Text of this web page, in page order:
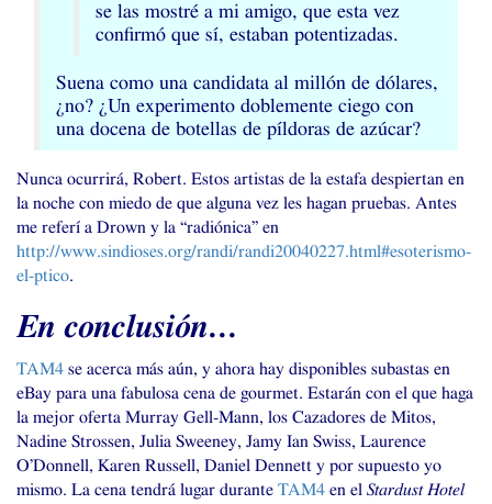
se las mostré a mi amigo, que esta vez
confirmó que sí, estaban potentizadas.
Suena como una candidata al millón de dólares,
¿no? ¿Un experimento doblemente ciego con
una docena de botellas de píldoras de azúcar?
Nunca ocurrirá, Robert. Estos artistas de la estafa despiertan en
la noche con miedo de que alguna vez les hagan pruebas. Antes
me referí a Drown y la “radiónica” en
http://www.sindioses.org/randi/randi20040227.html#esoterismo-
el-ptico.
En conclusión…
TAM4 se acerca más aún, y ahora hay disponibles subastas en
eBay para una fabulosa cena de gourmet. Estarán con el que haga
la mejor oferta Murray Gell-Mann, los Cazadores de Mitos,
Nadine Strossen, Julia Sweeney, Jamy Ian Swiss, Laurence
O’Donnell, Karen Russell, Daniel Dennett y por supuesto yo
mismo. La cena tendrá lugar durante TAM4 en el Stardust Hotel